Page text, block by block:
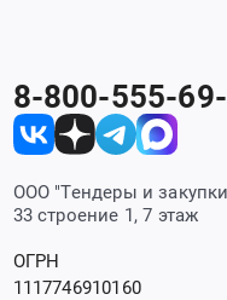
8-800-555-
ООО "Тендеры и
33 строение 1, 7 этаж
ОГРН
1117746910160